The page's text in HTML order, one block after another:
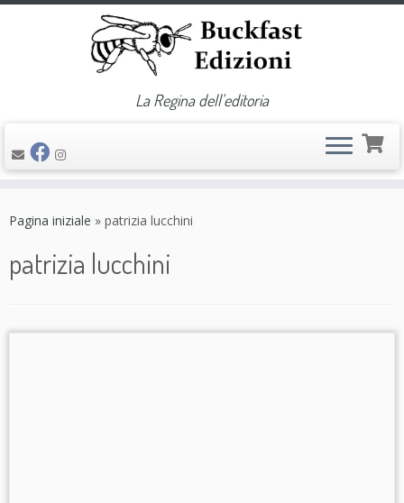
La Regina dell'editoria
Pagina iniziale » patrizia lucchini
patrizia lucchini